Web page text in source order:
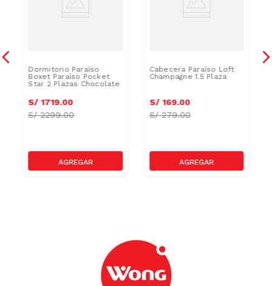
Dormitorio Paraíso
Boxet Paraíso Pocket
Star 2 Plazas Chocolate
S/ 1719.00
S/2299.00
Cabecera Paraíso Loft
Champagne 1.5 Plaza
S/ 169.00
S/279.00